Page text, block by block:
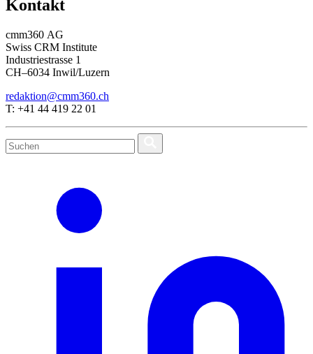
Kontakt
cmm360 AG
Swiss CRM Institute
Industriestrasse 1
CH–6034 Inwil/Luzern
redaktion@cmm360.ch
T: +41 44 419 22 01